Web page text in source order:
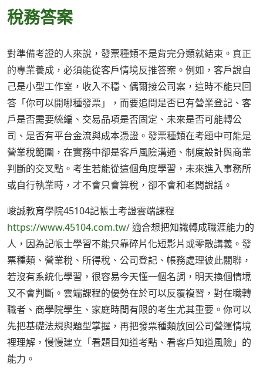
稅務答案
對準備考證的人來說，發票種類不是背完分類就結束。真正
的專業養成，必須能從客戶情境反推答案。例如，客戶說自
己是小型工作室，收入不穩、偶爾接公司案，這時不能只回
答「你可以開哪種發票」，而要追問是否已有營業登記、客
戶是否需要統編、交易品項是否固定、未來是否可能轉公
司、是否有平台金流與成本憑證。發票種類在考題中可能是
營業稅範圍，在實務中卻是客戶風險溝通、制度設計與商業
判斷的交叉點。考生若能從這個角度學習，未來進入事務所
或自行執業時，才不會只會算稅，卻不會和老闆說話。
峻誠教育學院45104記帳士考證雲端課程
https://www.45104.com.tw/適合想把知識轉成職涯能力的
人，因為記帳士學習不能只靠碎片化短影片或零散講義。發
票種類、營業稅、所得稅、公司登記、帳務處理彼此關聯，
若沒有系統化學習，很容易今天懂一個名詞，明天換個情境
又不會判斷。雲端課程的優勢在於可以反覆複習，對在職轉
職者、商學院學生、家庭時間有限的考生尤其重要。你可以
先把基礎法規與題型掌握，再把發票種類放回公司營運情境
裡理解，慢慢建立「看題目知道考點、看客戶知道風險」的
能力。